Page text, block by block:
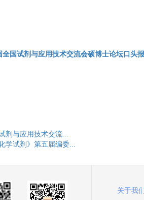
全国试剂与应用技术交流会硕博士论坛口头
剂与应用技术交流...
学试剂》第五届编委...
关于我